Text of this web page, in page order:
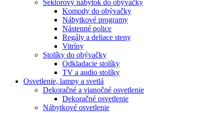
Sektorový nábytok do obývačky
Komody do obývačky
Nábytkové programy
Nástenné police
Regály a deliace steny
Vitríny
Stolíky do obývačky
Odkladacie stolíky
TV a audio stolíky
Osvetlenie, lampy a svetlá
Dekoračné a vianočné osvetlenie
Dekoračné osvetlenie
Nábytkové osvetlenie